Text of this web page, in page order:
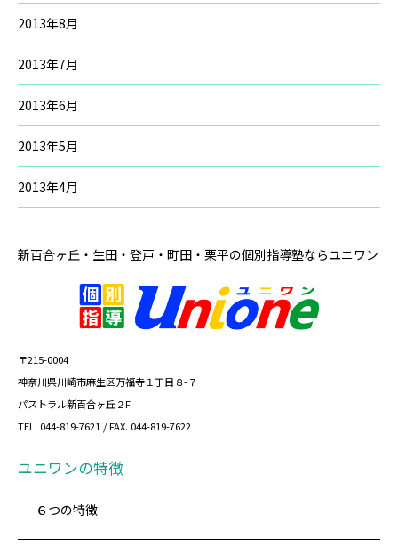
2013年8月
2013年7月
2013年6月
2013年5月
2013年4月
新百合ヶ丘・生田・登戸・町田・栗平の個別指導塾ならユニワン
〒215-0004
神奈川県川崎市麻生区万福寺１丁目８-７
パストラル新百合ヶ丘２F
TEL. 044-819-7621 / FAX. 044-819-7622
ユニワンの特徴
６つの特徴